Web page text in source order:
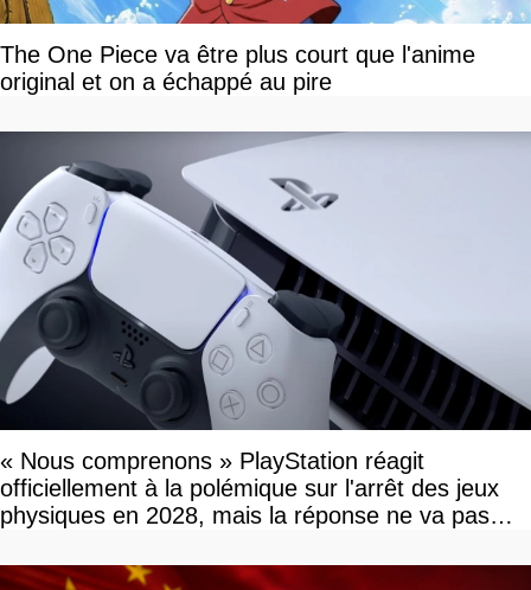
The One Piece va être plus court que l'anime
original et on a échappé au pire
« Nous comprenons » PlayStation réagit
officiellement à la polémique sur l'arrêt des jeux
physiques en 2028, mais la réponse ne va pas